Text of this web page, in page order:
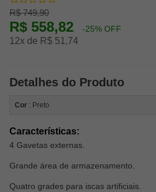
R$ 749,90
R$ 558,82 -25% OFF
12x de R$ 51,74
Detalhes do Produto
Cor : Preto
Características:
4 Gavetas externas.
Grande área de armazenamento.
Quatro grades para iscas artificiais.